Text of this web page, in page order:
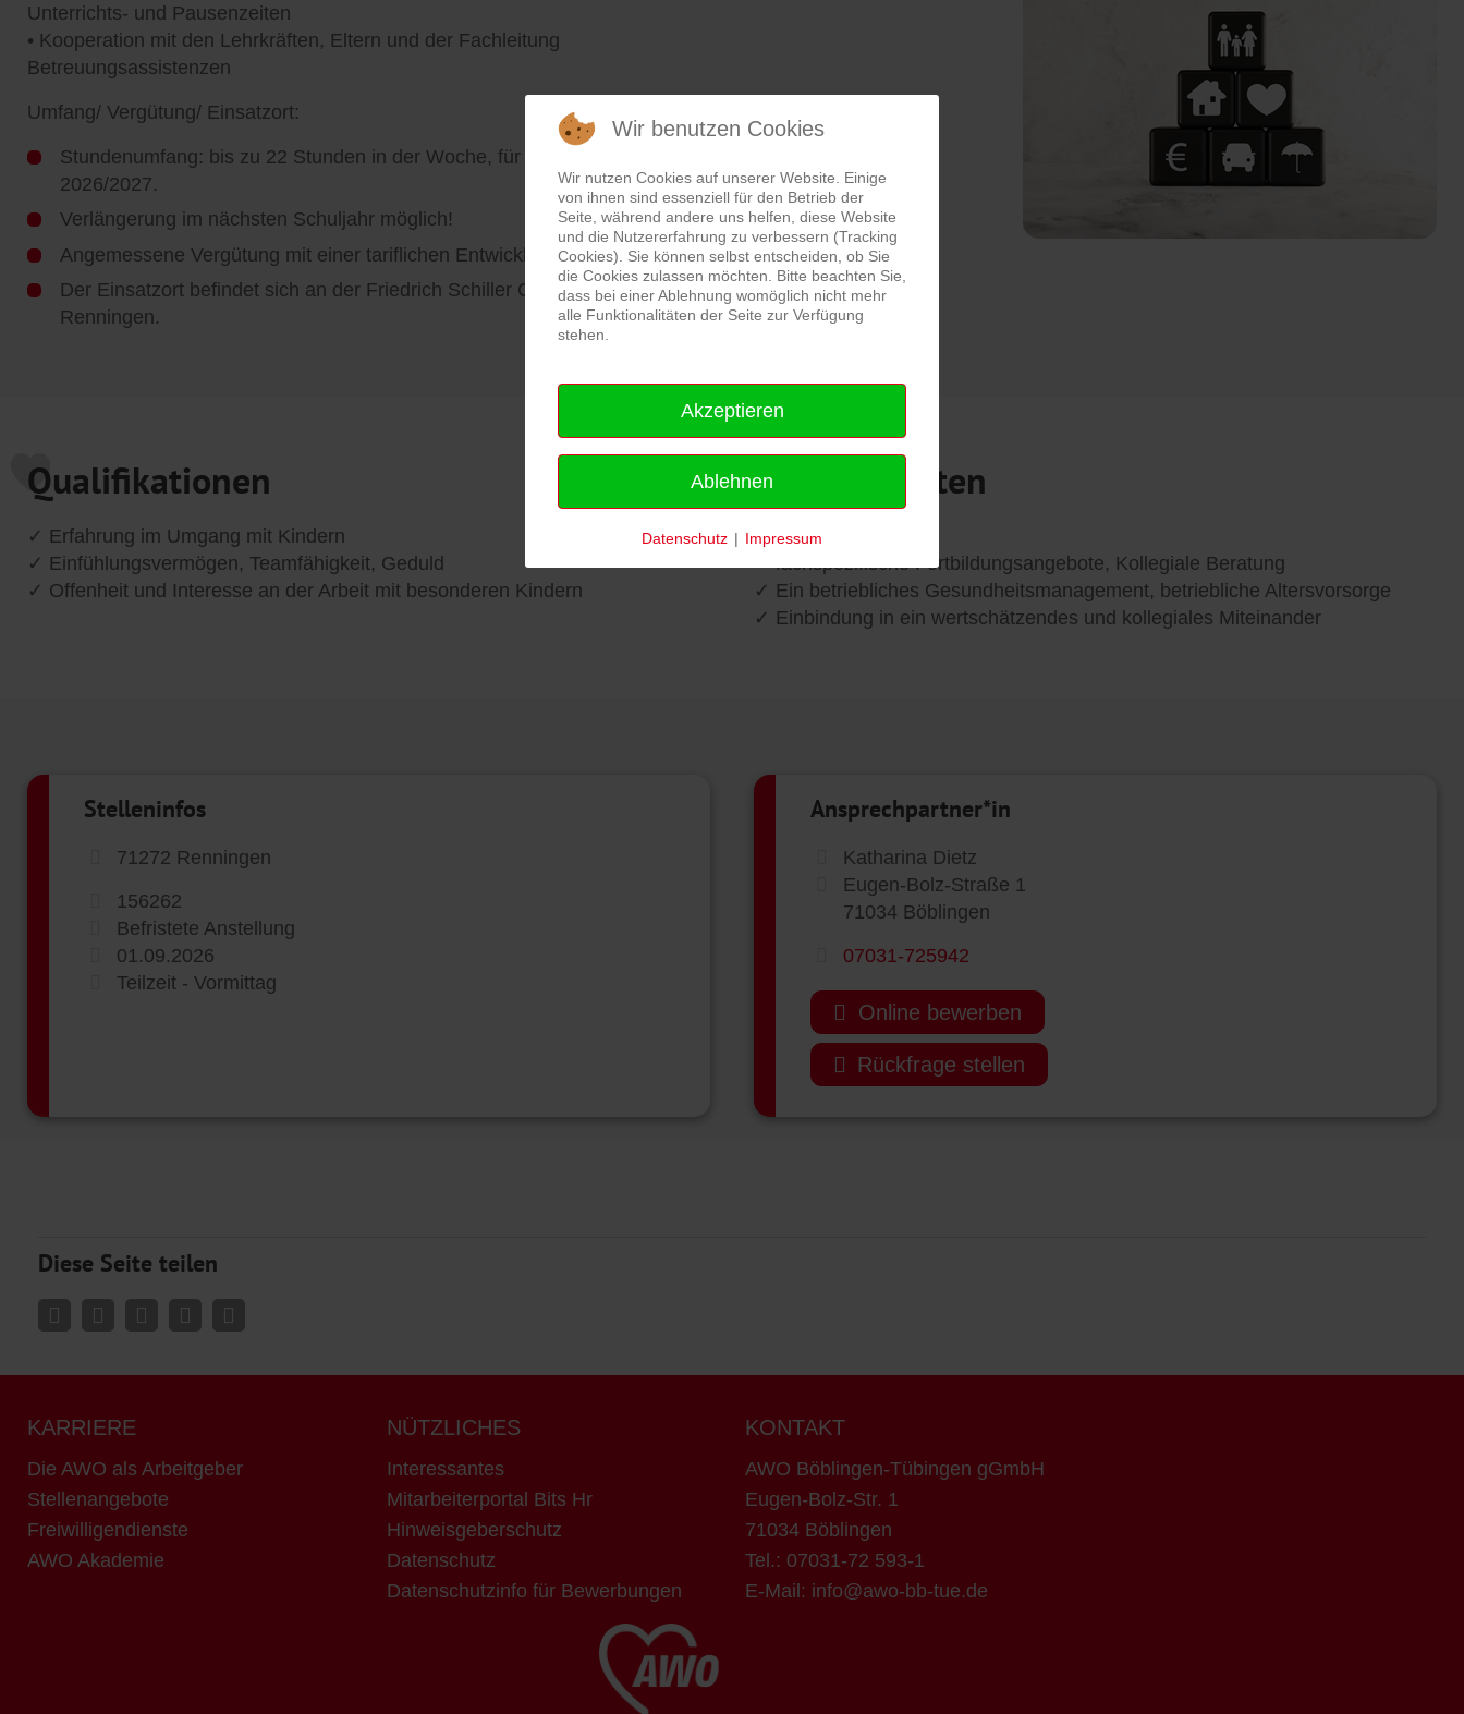
Unterrichts- und Pausenzeiten
• Kooperation mit den Lehrkräften, Eltern und der Fachleitung
Betreuungsassistenzen
Umfang/ Vergütung/ Einsatzort:
Stundenumfang: bis zu 22 Stunden in der Woche, für das Schuljahr
2026/2027.
Verlängerung im nächsten Schuljahr möglich!
Angemessene Vergütung mit einer tariflichen Entwicklung
Der Einsatzort befindet sich an der Friedrich Schiller Grundschule in
Renningen.
Qualifikationen
✓ Erfahrung im Umgang mit Kindern
✓ Einfühlungsvermögen, Teamfähigkeit, Geduld
✓ Offenheit und Interesse an der Arbeit mit besonderen Kindern
Was wir bieten
✓ fachspezifische Fortbildungsangebote, Kollegiale Beratung
✓ Ein betriebliches Gesundheitsmanagement, betriebliche Altersvorsorge
✓ Einbindung in ein wertschätzendes und kollegiales Miteinander
Stelleninfos
71272 Renningen
156262
Befristete Anstellung
01.09.2026
Teilzeit - Vormittag
Ansprechpartner*in
Katharina Dietz
Eugen-Bolz-Straße 1
71034 Böblingen
07031-725942
Online bewerben
Rückfrage stellen
Diese Seite teilen
KARRIERE
Die AWO als Arbeitgeber
Stellenangebote
Freiwilligendienste
AWO Akademie
NÜTZLICHES
Interessantes
Mitarbeiterportal Bits Hr
Hinweisgeberschutz
Datenschutz
Datenschutzinfo für Bewerbungen
KONTAKT
AWO Böblingen-Tübingen gGmbH
Eugen-Bolz-Str. 1
71034 Böblingen
Tel.: 07031-72 593-1
E-Mail: info@awo-bb-tue.de
Wir benutzen Cookies
Wir nutzen Cookies auf unserer Website. Einige
von ihnen sind essenziell für den Betrieb der
Seite, während andere uns helfen, diese Website
und die Nutzererfahrung zu verbessern (Tracking
Cookies). Sie können selbst entscheiden, ob Sie
die Cookies zulassen möchten. Bitte beachten Sie,
dass bei einer Ablehnung womöglich nicht mehr
alle Funktionalitäten der Seite zur Verfügung
stehen.
Akzeptieren
Ablehnen
Datenschutz | Impressum